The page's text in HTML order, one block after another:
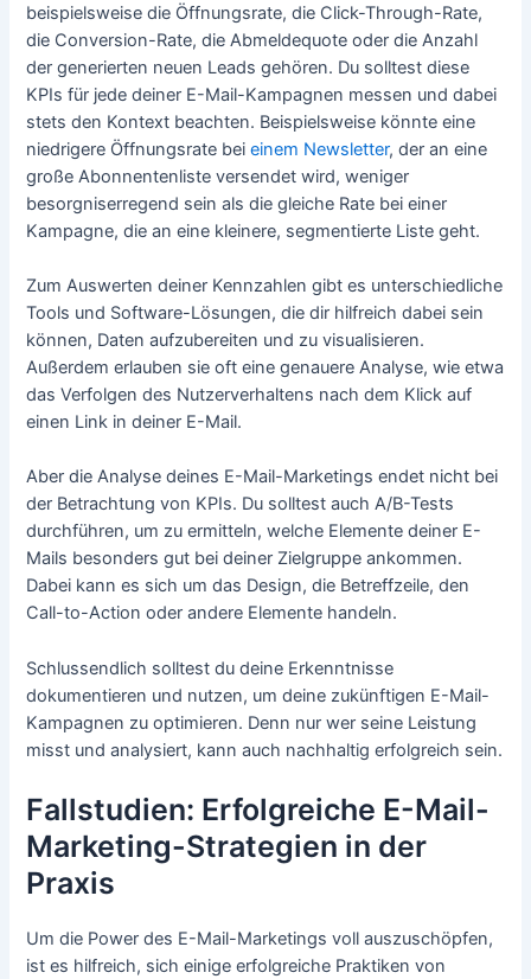
beispielsweise die Öffnungsrate, die Click-Through-Rate,
die Conversion-Rate, die Abmeldequote oder die Anzahl
der generierten neuen Leads gehören. Du solltest diese
KPIs für jede deiner E-Mail-Kampagnen messen und dabei
stets den Kontext beachten. Beispielsweise könnte eine
niedrigere Öffnungsrate beieinem Newsletter, der an eine
große Abonnentenliste versendet wird, weniger
besorgniserregend sein als die gleiche Rate bei einer
Kampagne, die an eine kleinere, segmentierte Liste geht.
Zum Auswerten deiner Kennzahlen gibt es unterschiedliche
Tools und Software-Lösungen, die dir hilfreich dabei sein
können, Daten aufzubereiten und zu visualisieren.
Außerdem erlauben sie oft eine genauere Analyse, wie etwa
das Verfolgen des Nutzerverhaltens nach dem Klick auf
einen Link in deiner E-Mail.
Aber die Analyse deines E-Mail-Marketings endet nicht bei
der Betrachtung von KPIs. Du solltest auch A/B-Tests
durchführen, um zu ermitteln, welche Elemente deiner E-
Mails besonders gut bei deiner Zielgruppe ankommen.
Dabei kann es sich um das Design, die Betreffzeile, den
Call-to-Action oder andere Elemente handeln.
Schlussendlich solltest du deine Erkenntnisse
dokumentieren und nutzen, um deine zukünftigen E-Mail-
Kampagnen zu optimieren. Denn nur wer seine Leistung
misst und analysiert, kann auch nachhaltig erfolgreich sein.
Fallstudien: Erfolgreiche E-Mail-
Marketing-Strategien in der
Praxis
Um die Power des E-Mail-Marketings voll auszuschöpfen,
ist es hilfreich, sich einige erfolgreiche Praktiken von